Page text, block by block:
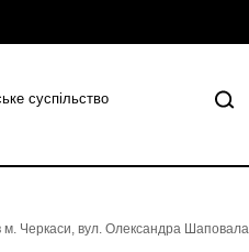
суспільство
в м. Черкаси, вул. Олександра